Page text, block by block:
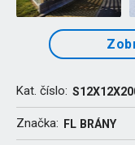
Kat. číslo:
Značka: FL BRÁNY